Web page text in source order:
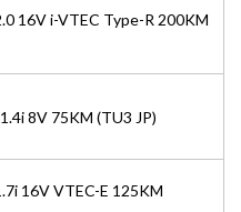
16V i-VTEC Type-R 200KM
8V 75KM (TU3 JP)
16V VTEC-E 125KM